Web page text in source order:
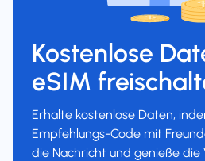
Kostenlose
eSIM
Erhalte kostenlose Daten,
Empfehlungs-Code mit
die Nachricht und genieße die